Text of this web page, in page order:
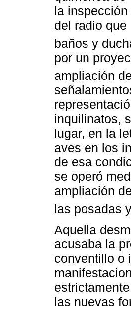
la
del radio
baños y
por un
ampliación
inquilinatos,
lugar, en la
aves en los
de esa
se operó
ampliación
las posadas
Aquella
acusaba la
conventillo o
las nuevas